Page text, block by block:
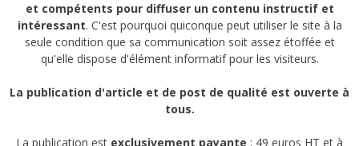
et compétents pour diffuser un contenu instructif et
intéressant. C'est pourquoi quiconque peut utiliser le site à la
seule condition que sa communication soit assez étoffée et
qu'elle dispose d'élément informatif pour les visiteurs.
La publication d'article et de post de qualité est ouverte à
tous.
La publication est exclusivement payante : 49 euros HT et à